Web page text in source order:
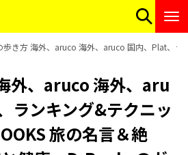
歩き方 海外、aruco 海外、aruco 国内、Plat、ラ
外、aruco 海外、aru
ランキング&テクニッ
旅の名言＆絶